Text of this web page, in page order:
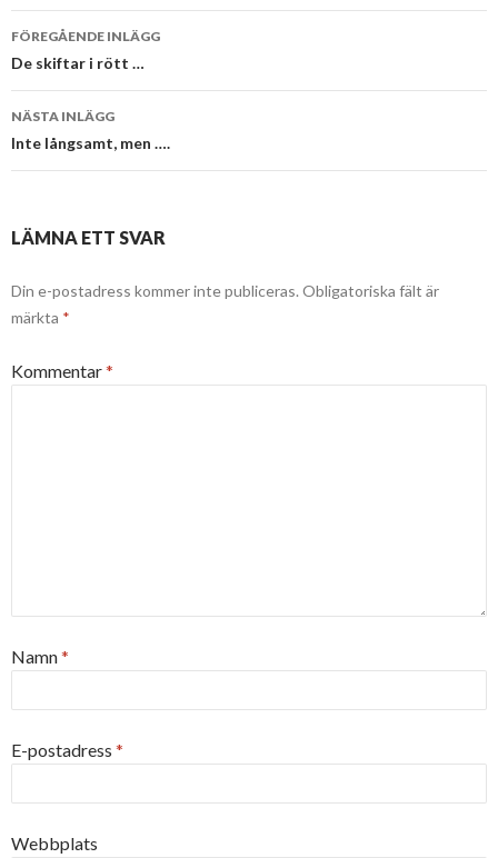
Inläggsnavigering
FÖREGÅENDE INLÄGG
De skiftar i rött …
NÄSTA INLÄGG
Inte långsamt, men ….
LÄMNA ETT SVAR
Din e-postadress kommer inte publiceras. Obligatoriska fält är
märkta *
Kommentar*
Namn*
E-postadress *
Webbplats